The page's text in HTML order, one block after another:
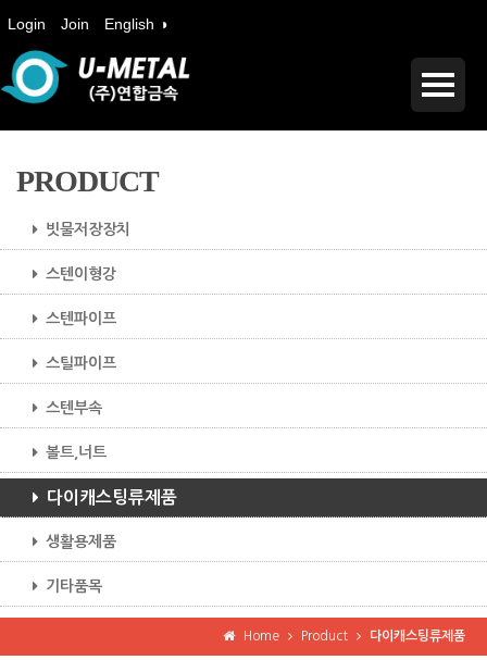
Login Join English ◑
PRODUCT
빗물저장장치
스텐이형강
스텐파이프
스틸파이프
스텐부속
볼트,너트
다이캐스팅류제품
생활용제품
기타품목
Home Product 다이캐스팅류제품